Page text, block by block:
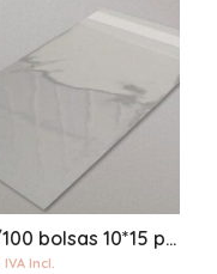
Pte/100 bolsas 10*15 polipropileno
IVA Incl.